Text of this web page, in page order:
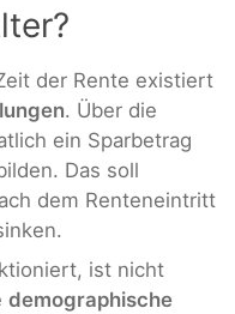
der Rente existiert
. Über die
ein Sparbetrag
Das soll
dem Renteneintritt
ist nicht
demographische